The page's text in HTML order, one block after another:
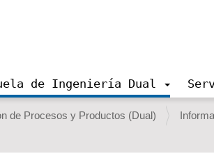
de Ingeniería Dual
de Procesos y Productos (Dual)